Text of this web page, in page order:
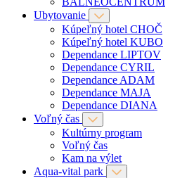
Ubytovanie
Kúpeľný hotel CHOČ
Kúpeľný hotel KUBO
Dependance LIPTOV
Dependance CYRIL
Dependance ADAM
Dependance MAJA
Dependance DIANA
Voľný čas
Kultúrny program
Voľný čas
Kam na výlet
Aqua-vital park